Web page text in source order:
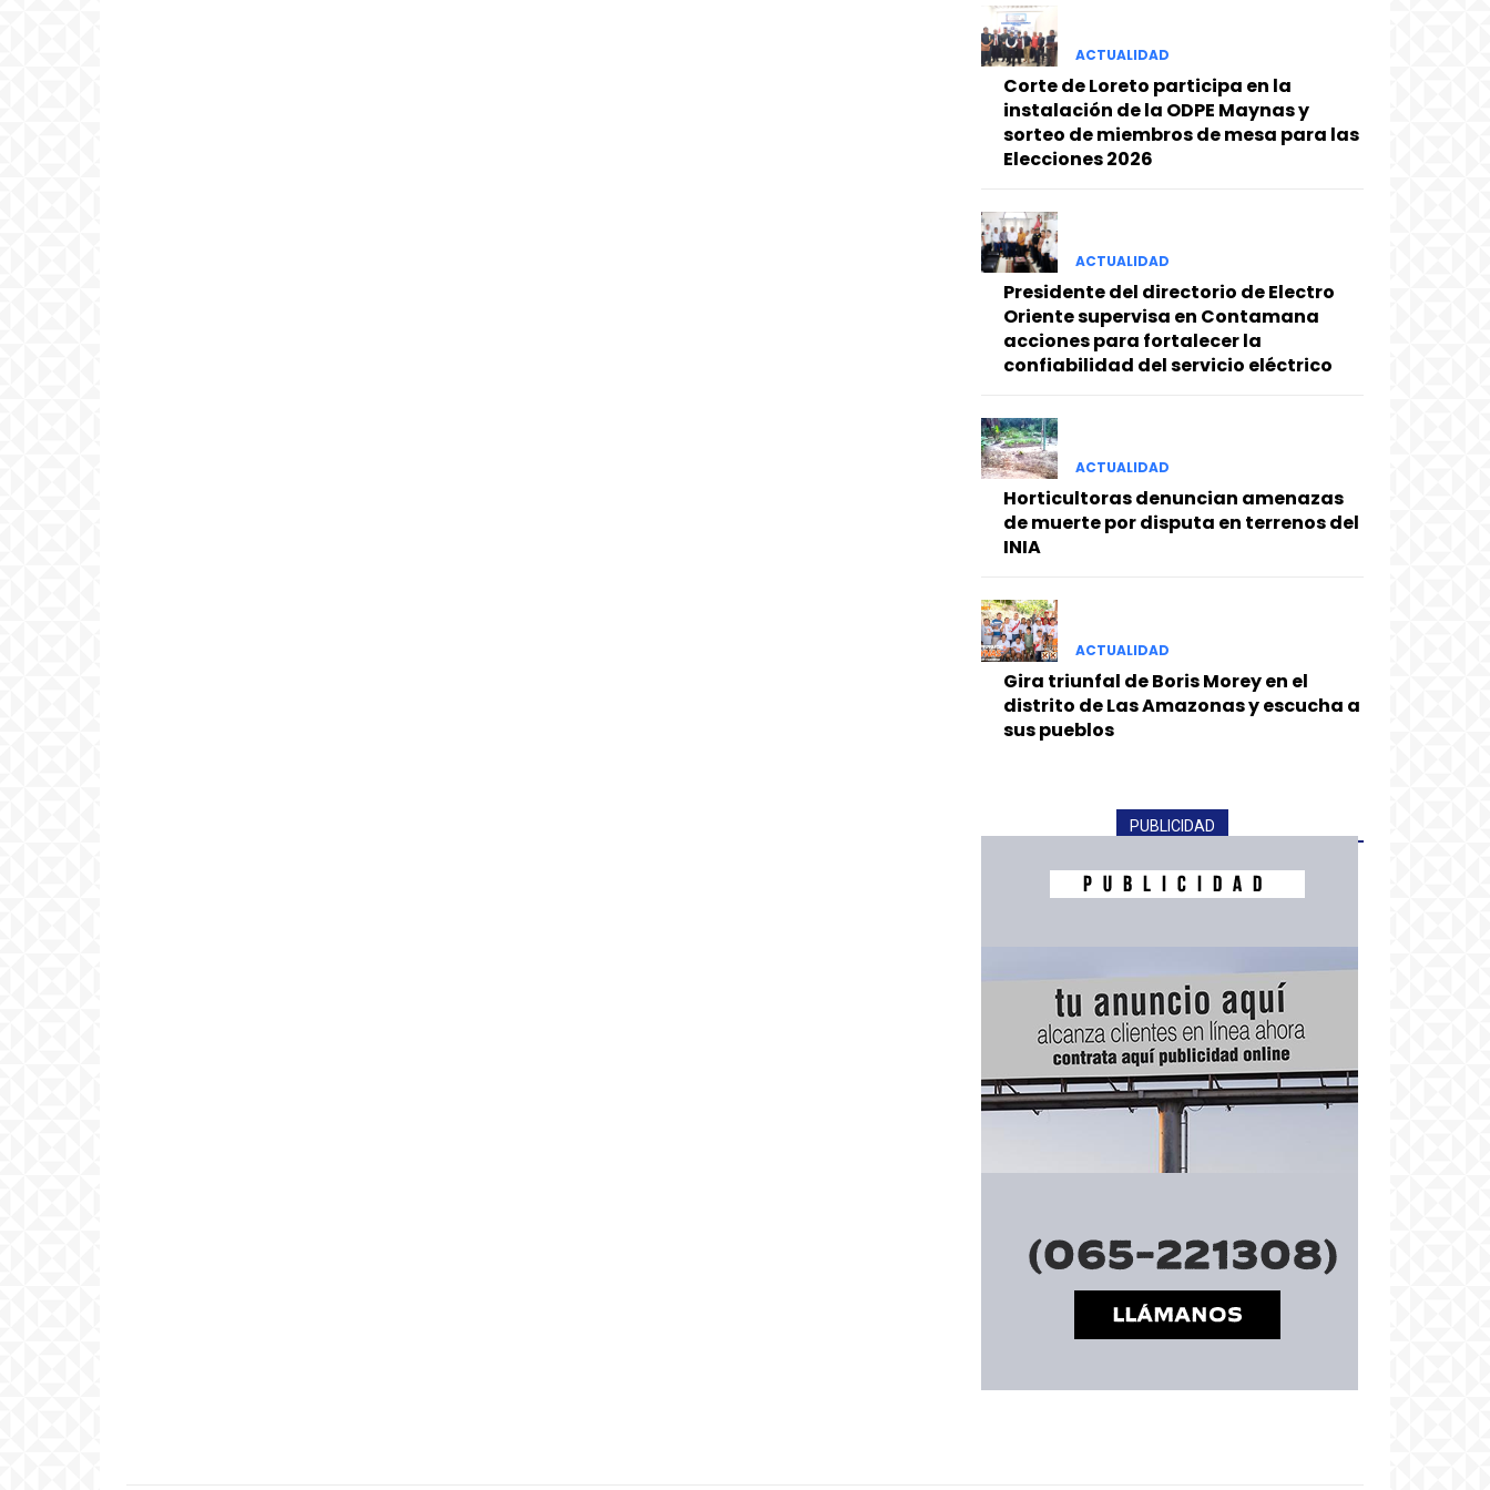
ACTUALIDAD
Corte de Loreto participa en la
instalación de la ODPE Maynas y
sorteo de miembros de mesa para las
Elecciones 2026
ACTUALIDAD
Presidente del directorio de Electro
Oriente supervisa en Contamana
acciones para fortalecer la
confiabilidad del servicio eléctrico
ACTUALIDAD
Horticultoras denuncian amenazas
de muerte por disputa en terrenos del
INIA
ACTUALIDAD
Gira triunfal de Boris Morey en el
distrito de Las Amazonas y escucha a
sus pueblos
PUBLICIDAD